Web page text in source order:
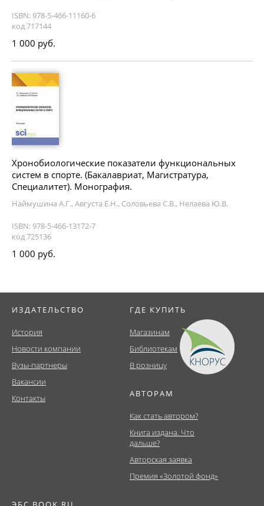
ISBN: 978-5-466-11160-6
код 717144
1 000 руб.
Хронобиологические показатели функциональных
систем в спорте. (Бакалавриат, Магистратура,
Специалитет). Монография.
Наймушина А.Г., Августа Е.Н., Соловьева С.В., Нелаева Ю.В.
ISBN: 978-5-466-13172-7
код 725136
1 000 руб.
ИЗДАТЕЛЬСТВО
История
Новости компании
Вузы-партнеры
Вакансии
Контакты
ГДЕ КУПИТЬ
Магазинам
Библиотекам
В розницу
АВТОРАМ
Как стать автором?
Книга издана. Что
дальше?
Авторская заявка
Премия «Золотой фонд»